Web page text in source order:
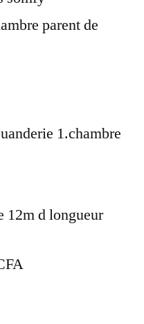
parent de
1.chambre
12m d longueur